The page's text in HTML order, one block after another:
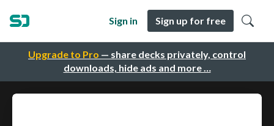
Upgrade to Pro — share decks privately, control
downloads, hide ads and more …
Sign in Sign up for free